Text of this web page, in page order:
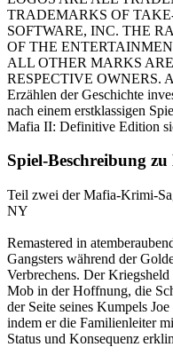
TRADEMARKS OF
SOFTWARE, INC. THE
OF THE
ALL OTHER MARKS
RESPECTIVE OWNERS.
Erzählen der Geschichte
nach einem erstklassigen
Mafia II: Definitive Edition
Spiel-Beschreibung
Teil zwei der Mafia-Krimi-
NY
Remastered in
Gangsters während der
Verbrechens. Der
Mob in der Hoffnung, die
der Seite seines Kumpels
indem er die Familienleiter
Status und Konsequenz